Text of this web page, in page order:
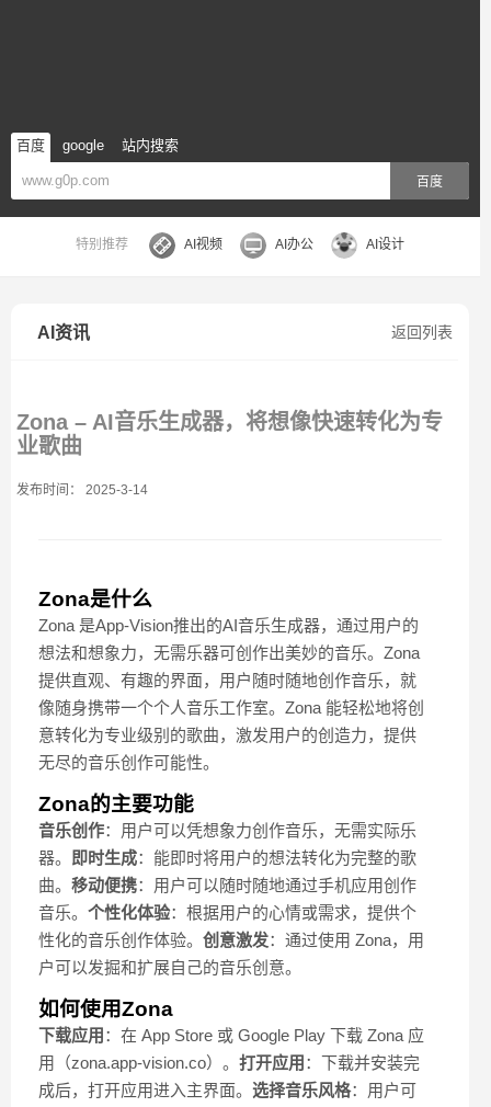
百度 google 站内搜索
百度
特别推荐 AI视频 AI办公 AI设计
返回列表
AI资讯
Zona – AI音乐生成器，将想像快速转化为专
业歌曲
发布时间： 2025-3-14
Zona是什么
Zona 是App-Vision推出的AI音乐生成器，通过用户的
想法和想象力，无需乐器可创作出美妙的音乐。Zona
提供直观、有趣的界面，用户随时随地创作音乐，就
像随身携带一个个人音乐工作室。Zona 能轻松地将创
意转化为专业级别的歌曲，激发用户的创造力，提供
无尽的音乐创作可能性。
Zona的主要功能
音乐创作：用户可以凭想象力创作音乐，无需实际乐
器。
即时生成：能即时将用户的想法转化为完整的歌
曲。 移动便携：用户可以随时随地通过手机应用创作
音乐。 个性化体验：根据用户的心情或需求，提供个
性化的音乐创作体验。 创意激发：通过使用 Zona，用
户可以发掘和扩展自己的音乐创意。
如何使用Zona
下载应用 ：在 App Store 或 Google Play 下载 Zona 应
用（zona.app-vision.co）。 打开应用 ：下载并安装完
成后，打开应用进入主界面。 选择音乐风格：用户可